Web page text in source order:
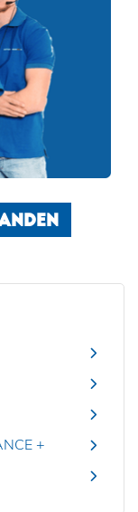
+